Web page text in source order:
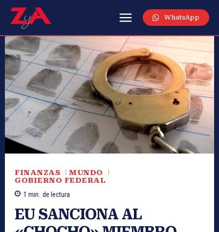
WhatsApp
FINANZAS
MUNDO
GOBIERNO FEDERAL
1 min. de lectura
EU SANCIONA AL